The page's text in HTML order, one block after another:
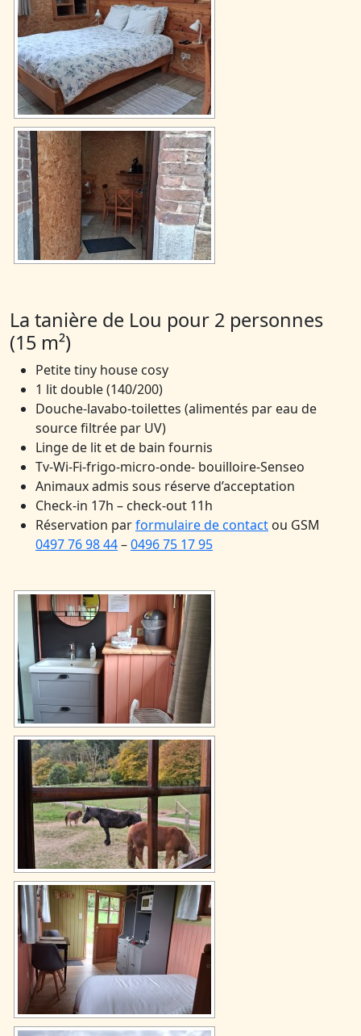
La tanière de Lou pour 2 personnes
(15 m²)
Petite tiny house cosy
1 lit double (140/200)
Douche-lavabo-toilettes (alimentés par eau de
source filtrée par UV)
Linge de lit et de bain fournis
Tv-Wi-Fi-frigo-micro-onde- bouilloire-Senseo
Animaux admis sous réserve d’acceptation
Check-in 17h – check-out 11h
Réservation parformulaire de contact ou GSM
0497 76 98 44–0496 75 17 95